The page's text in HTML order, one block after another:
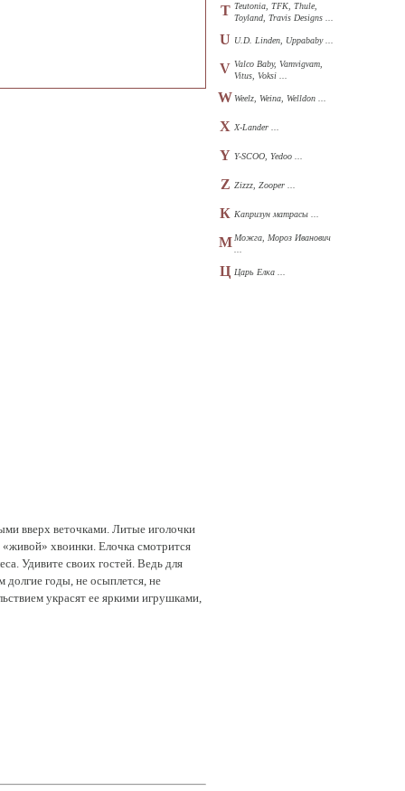
вверх веточками. Литые иголочки
«живой» хвоинки. Елочка смотрится
Удивите своих гостей. Ведь для
долгие годы, не осыплется, не
украсят ее яркими игрушками,
T Teutonia, TFK, Thule,
Toyland, Travis Designs ...
U U.D. Linden, Uppababy ...
V Valco Baby, Vamvigvam,
Vitus, Voksi ...
WWeelz, Weina, Welldon ...
X X-Lander ...
Y Y-SCOO, Yedoo ...
Z Zizzz, Zooper ...
К Капризун матрасы ...
М Можга, Мороз Иванович
Ц Царь Елка ...